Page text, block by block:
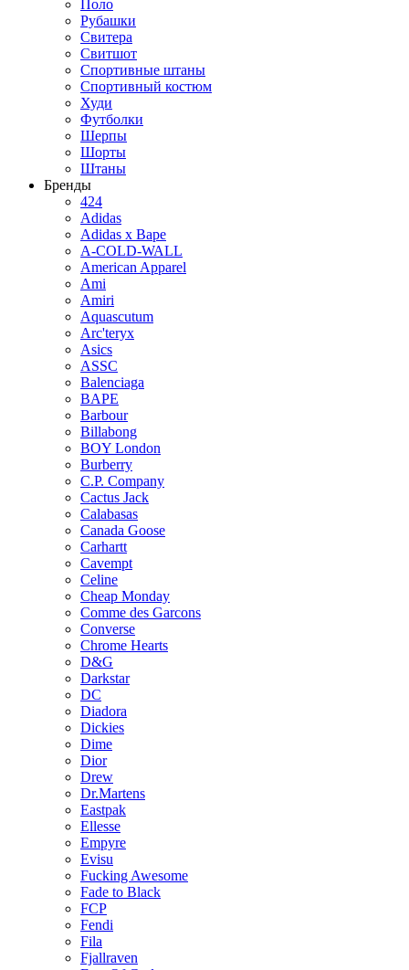
Поло
Рубашки
Свитера
Свитшот
Спортивные штаны
Спортивный костюм
Худи
Футболки
Шерпы
Шорты
Штаны
Бренды
424
Adidas
Adidas x Bape
A-COLD-WALL
American Apparel
Ami
Amiri
Aquascutum
Arc'teryx
Asics
ASSC
Balenciaga
BAPE
Barbour
Billabong
BOY London
Burberry
C.P. Company
Cactus Jack
Calabasas
Canada Goose
Carhartt
Cavempt
Celine
Cheap Monday
Comme des Garcons
Converse
Chrome Hearts
D&G
Darkstar
DC
Diadora
Dickies
Dime
Dior
Drew
Dr.Martens
Eastpak
Ellesse
Empyre
Evisu
Fucking Awesome
Fade to Black
FCP
Fendi
Fila
Fjallraven